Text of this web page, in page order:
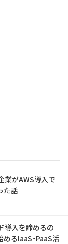
業がAWS導入で
た話
導入を諦めるの
るIaaS・PaaS活